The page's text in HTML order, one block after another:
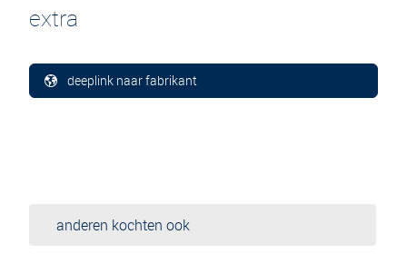
extra
deeplink naar fabrikant
anderen kochten ook